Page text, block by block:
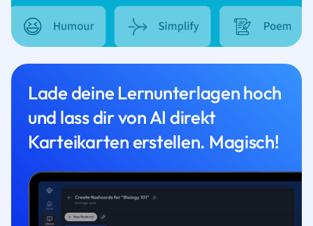
Lade deine Lernunterlagen hoch
und lass dir von AI direkt
Karteikarten erstellen. Magisch!